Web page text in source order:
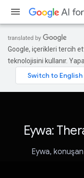
Google, içerikleri tercih
teknolojisini kullanır.
Eywa:
Eywa,